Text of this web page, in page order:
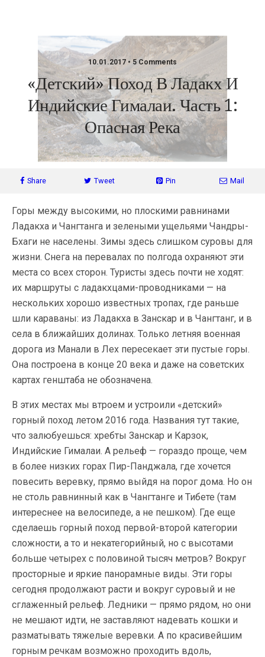
10.01.2017 • 5 Comments
«Детский» Поход В Ладакх И
Индийские Гималаи. Часть 1:
Опасная Река
Share Tweet Pin Mail
Горы между высокими, но плоскими равнинами
Ладакха и Чангтанга и зелеными ущельями Чандры-
Бхаги не населены. Зимы здесь слишком суровы для
жизни. Снега на перевалах по полгода охраняют эти
места со всех сторон. Туристы здесь почти не ходят:
их маршруты с ладакхцами-проводниками — на
нескольких хорошо известных тропах, где раньше
шли караваны: из Ладакха в Занскар и в Чангтанг, и в
села в ближайших долинах. Только летняя военная
дорога из Манали в Лех пересекает эти пустые горы.
Она построена в конце 20 века и даже на советских
картах генштаба не обозначена.
В этих местах мы втроем и устроили «детский»
горный поход летом 2016 года. Названия тут такие,
что залюбуешься: хребты Занскар и Карзок,
Индийские Гималаи. А рельеф — гораздо проще, чем
в более низких горах Пир-Панджала, где хочется
повесить веревку, прямо выйдя на порог дома. Но он
не столь равнинный как в Чангтанге и Тибете (там
интереснее на велосипеде, а не пешком). Где еще
сделаешь горный поход первой-второй категории
сложности, а то и некатегорийный, но с высотами
больше четырех с половиной тысяч метров? Вокруг
просторные и яркие панорамные виды. Эти горы
сегодня продолжают расти и вокруг суровый и не
сглаженный рельеф. Ледники — прямо рядом, но они
не мешают идти, не заставляют надевать кошки и
разматывать тяжелые веревки. А по красивейшим
горным речкам возможно проходить вдоль,